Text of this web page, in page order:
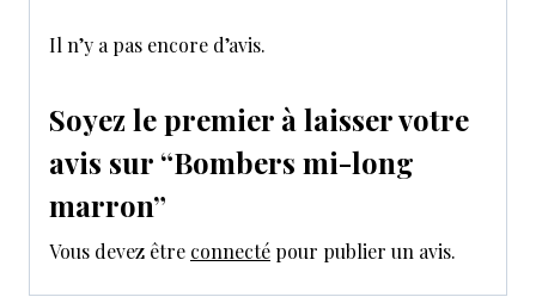
Il n’y a pas encore d’avis.
Soyez le premier à laisser votre
avis sur “Bombers mi-long
marron”
Vous devez être connecté pour publier un avis.